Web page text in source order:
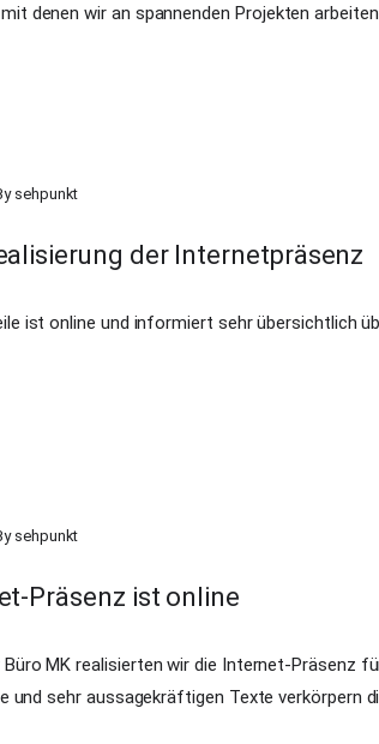
denen wir an spannenden Projekten
sehpunkt
der Internetpräsenz
ist online und informiert sehr übersichtlich
sehpunkt
Präsenz ist online
Büro MK realisierten wir die Internet-Präsenz
und sehr aussagekräftigen Texte verkörpern